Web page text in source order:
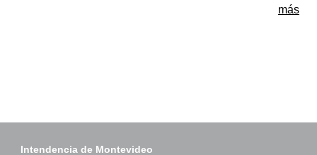
más
Intendencia de Montevideo